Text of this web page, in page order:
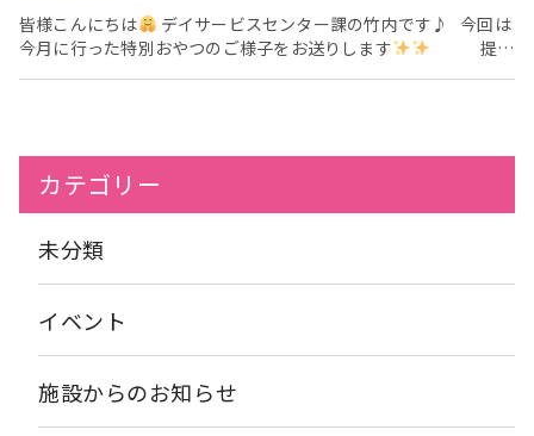
皆様こんにちは
デイサービスセンター課の竹内です♪ 今回は
今月に行った特別おやつのご様子をお送りします
カテゴリー
未分類
イベント
施設からのお知らせ